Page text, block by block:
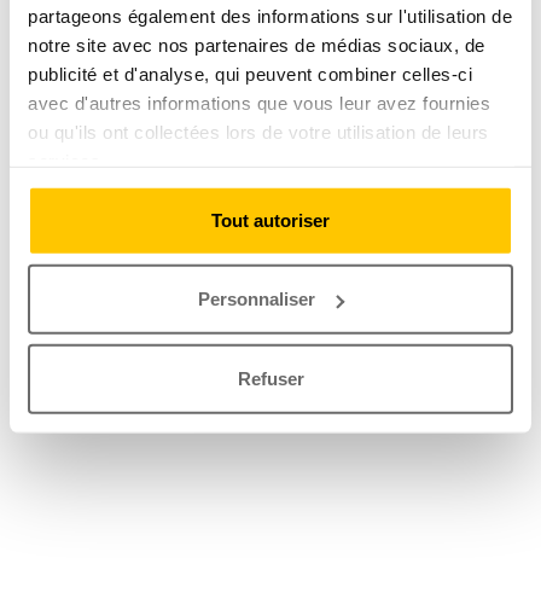
partageons également des informations sur l'utilisation de
notre site avec nos partenaires de médias sociaux, de
publicité et d'analyse, qui peuvent combiner celles-ci
avec d'autres informations que vous leur avez fournies
ou qu'ils ont collectées lors de votre utilisation de leurs
Tout autoriser
Personnaliser
Refuser